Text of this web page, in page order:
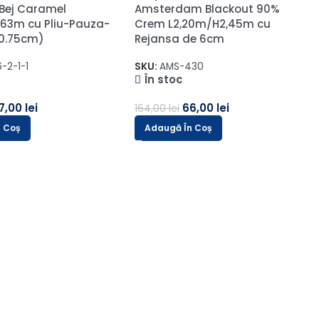
cu Rejansa
Blackout 100% Alb-Ivory
L1.15m/H2.75m cu Rejansa
Wave
SKU:Sakura-22
În stoc
161,00lei 64,00lei
Adaugă În Coș